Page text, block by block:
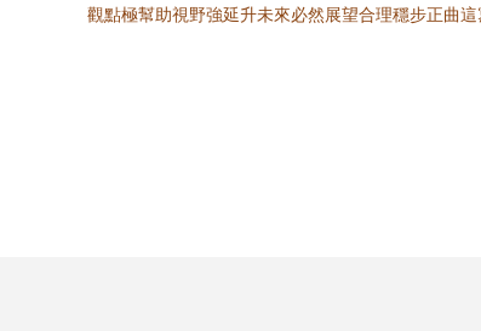
觀點極幫助視野強延升未來必然展望合理穩步正曲